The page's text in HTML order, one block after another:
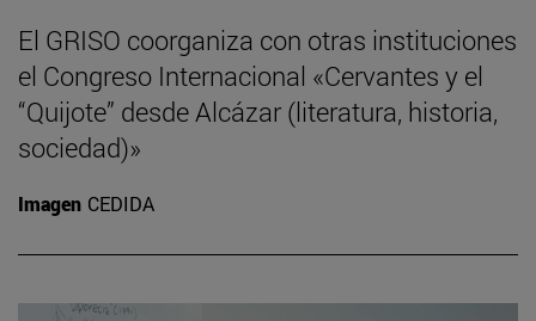
El GRISO coorganiza con otras instituciones
el Congreso Internacional «Cervantes y el
“Quijote” desde Alcázar (literatura, historia,
sociedad)»
Imagen CEDIDA